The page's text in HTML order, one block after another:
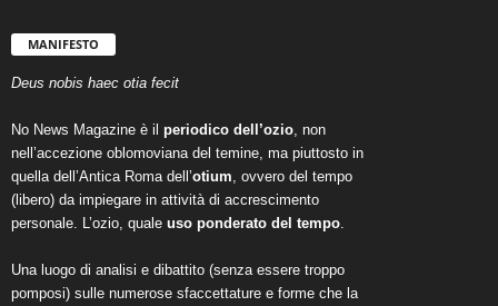
MANIFESTO
Deus nobis haec otia fecit
No News Magazine è il periodico dell’ozio, non
nell’accezione oblomoviana del temine, ma piuttosto in
quella dell’Antica Roma dell’otium, ovvero del tempo
(libero) da impiegare in attività di accrescimento
personale. L’ozio, quale uso ponderato del tempo.
Una luogo di analisi e dibattito (senza essere troppo
pomposi) sulle numerose sfaccettature e forme che la